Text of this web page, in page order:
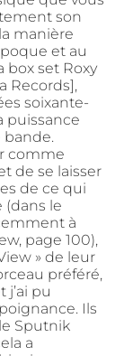
son
manière
et au
box set Roxy
Records],
soixante-
puissance
bande.
comme
de se laisser
de ce qui
le
à
page 100),
» de leur
préféré,
j’ai pu
Ils
Sputnik
a